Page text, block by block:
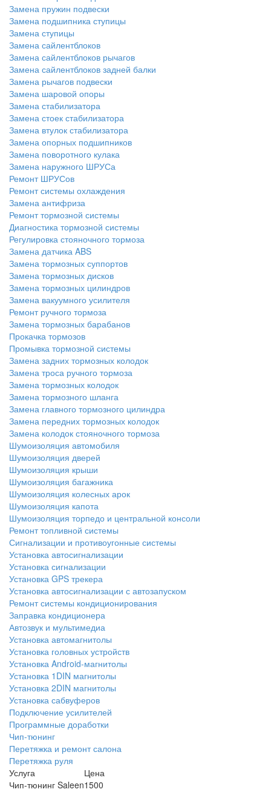
Замена пружин подвески
Замена подшипника ступицы
Замена ступицы
Замена сайлентблоков
Замена сайлентблоков рычагов
Замена сайлентблоков задней балки
Замена рычагов подвески
Замена шаровой опоры
Замена стабилизатора
Замена стоек стабилизатора
Замена втулок стабилизатора
Замена опорных подшипников
Замена поворотного кулака
Замена наружного ШРУСа
Ремонт ШРУСов
Ремонт системы охлаждения
Замена антифриза
Ремонт тормозной системы
Диагностика тормозной системы
Регулировка стояночного тормоза
Замена датчика ABS
Замена тормозных суппортов
Замена тормозных дисков
Замена тормозных цилиндров
Замена вакуумного усилителя
Ремонт ручного тормоза
Замена тормозных барабанов
Прокачка тормозов
Промывка тормозной системы
Замена задних тормозных колодок
Замена троса ручного тормоза
Замена тормозных колодок
Замена тормозного шланга
Замена главного тормозного цилиндра
Замена передних тормозных колодок
Замена колодок стояночного тормоза
Шумоизоляция автомобиля
Шумоизоляция дверей
Шумоизоляция крыши
Шумоизоляция багажника
Шумоизоляция колесных арок
Шумоизоляция капота
Шумоизоляция торпедо и центральной консоли
Ремонт топливной системы
Сигнализации и противоугонные системы
Установка автосигнализации
Установка сигнализации
Установка GPS трекера
Установка автосигнализации с автозапуском
Ремонт системы кондиционирования
Заправка кондиционера
Автозвук и мультимедиа
Установка автомагнитолы
Установка головных устройств
Установка Android-магнитолы
Установка 1DIN магнитолы
Установка 2DIN магнитолы
Установка сабвуферов
Подключение усилителей
Программные доработки
Чип-тюнинг
Перетяжка и ремонт салона
Перетяжка руля
Услуга
Цена
Чип-тюнинг Saleen1500